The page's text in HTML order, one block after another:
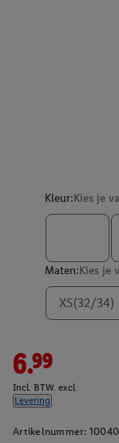
Kleur:Kies je
Maten:Kies je
XS(32/34)
6.99
Incl. BTW. excl.
Levering
Artikelnummer: